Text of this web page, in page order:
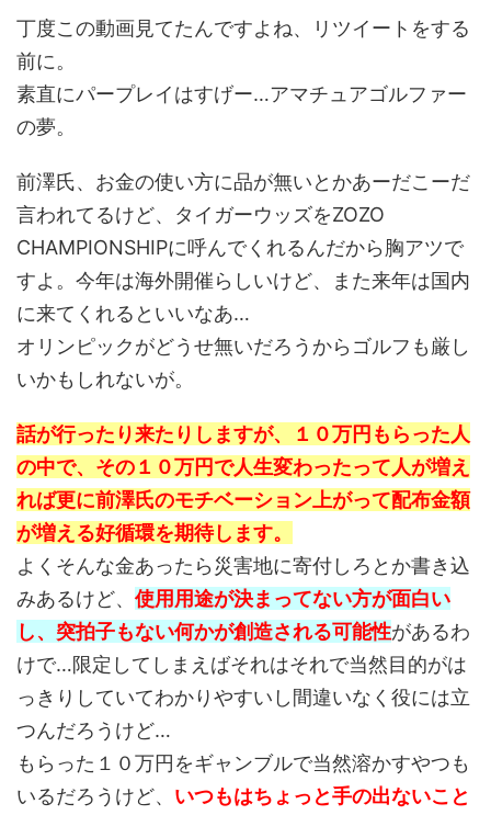
丁度この動画見てたんですよね、リツイートをする
前に。
素直にパープレイはすげー…アマチュアゴルファー
の夢。
前澤氏、お金の使い方に品が無いとかあーだこーだ
言われてるけど、タイガーウッズをZOZO
CHAMPIONSHIPに呼んでくれるんだから胸アツで
すよ。今年は海外開催らしいけど、また来年は国内
に来てくれるといいなあ…
オリンピックがどうせ無いだろうからゴルフも厳し
いかもしれないが。
話が行ったり来たりしますが、１０万円もらった人
の中で、その１０万円で人生変わったって人が増え
れば更に前澤氏のモチベーション上がって配布金額
が増える好循環を期待します。
よくそんな金あったら災害地に寄付しろとか書き込
みあるけど、 使用用途が決まってない方が面白い
し、突拍子もない何かが創造される可能性があるわ
けで…限定してしまえばそれはそれで当然目的がは
っきりしていてわかりやすいし間違いなく役には立
つんだろうけど…
もらった１０万円をギャンブルで当然溶かすやつも
いるだろうけど、 いつもはちょっと手の出ないこと